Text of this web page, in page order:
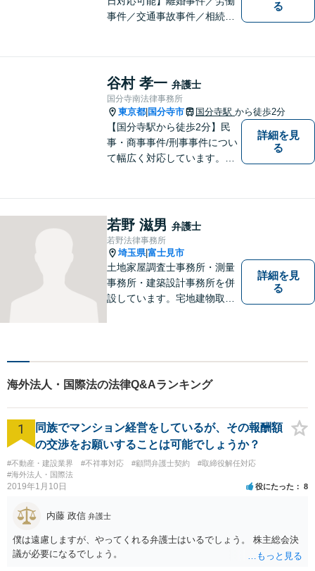
事件／交通事故事件／相続事
律相談・打ち合わせに力を入
れています。【万全のコロナ
対策】お気軽にご相談くださ
い。
る
谷村 孝一 弁護士
国分寺南法律事務所
東京都 国分寺市 国分寺駅 から徒歩2分
【国分寺駅から徒歩2分】民
事・商事事件/刑事事件につい
て幅広く対応しています。ま
詳細を見
る
若野 滋男 弁護士
若野法律事務所
埼玉県|富士見市
土地家屋調査士事務所・測量
事務所・建築設計事務所を併
設しています。宅地建物取引
詳細を見
る
海外法人・国際法の法律Q&Aランキング
1
同族でマンション経営をしているが、その報酬額
の交渉をお願いすることは可能でしょうか？
#不動産・建設業界 #不祥事対応 #顧問弁護士契約
#取締役解任対応
#海外法人・国際法
2019年1月10日 役にたった 8
内藤 政信 弁護士
僕は遠慮しますが、やってくれる弁護士はいるでしょう。 株主総会決
議が必要になるでしょう。